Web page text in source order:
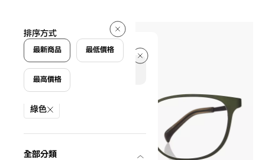
12 件
篩選條件
綠色
全部分類
排序方式
最新商品 最低價格
最高價格